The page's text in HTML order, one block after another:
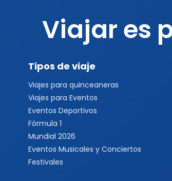
Viajar es
Tipos de viaje
Viajes para quinceaneras
Viajes para Eventos
Eventos Deportivos
Fórmula 1
Mundial 2026
Eventos Musicales y Conciertos
Festivales